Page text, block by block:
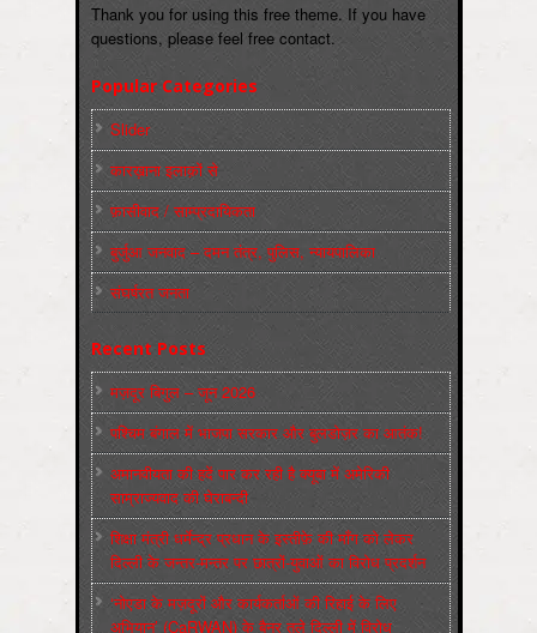
Thank you for using this free theme. If you have
questions, please feel free contact.
Popular Categories
Slider
कारख़ाना इलाक़ों से
फ़ासीवाद / साम्‍प्रदायिकता
बुर्जुआ जनवाद – दमन तंत्र, पुलिस, न्‍यायपालिका
संघर्षरत जनता
Recent Posts
मज़दूर बिगुल – जून 2026
पश्चिम बंगाल में भाजपा सरकार और बुलडोज़र का आतंक!
अमानवीयता की हदें पार कर रही है क्यूबा में अमेरिकी
साम्राज्यवाद की घेराबन्दी
शिक्षा मंत्री धर्मेन्द्र प्रधान के इस्तीफ़े की माँग को लेकर
दिल्ली के जन्तर-मन्तर पर छात्रों-युवाओं का विरोध प्रदर्शन
‘नोएडा के मज़दूरों और कार्यकर्ताओं की रिहाई के लिए
अभियान’ (CaRWAN) के बैनर तले दिल्ली में विरोध